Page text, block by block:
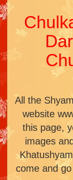
All the
website
this page,
images
come and